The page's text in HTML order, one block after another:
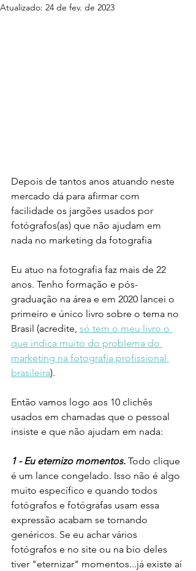
Atualizado: 24 de fev. de 2023
Depois de tantos anos atuando neste
mercado dá para afirmar com
facilidade os jargões usados por
fotógrafos(as) que não ajudam em
nada no marketing da fotografia
Eu atuo na fotografia faz mais de 22
anos. Tenho formação e pós-
graduação na área e em 2020 lancei o
primeiro e único livro sobre o tema no
Brasil (acredite, só tem o meu livro o
que indica muito do problema do
marketing na fotografia profissional
brasileira).
Então vamos logo aos 10 clichês
usados em chamadas que o pessoal
insiste e que não ajudam em nada:
1 - Eu eternizo momentos. Todo clique
é um lance congelado. Isso não é algo
muito específico e quando todos
fotógrafos e fotógrafas usam essa
expressão acabam se tornando
genéricos. Se eu achar vários
fotógrafos e no site ou na bio deles
tiver "eternizar" momentos...já existe aí